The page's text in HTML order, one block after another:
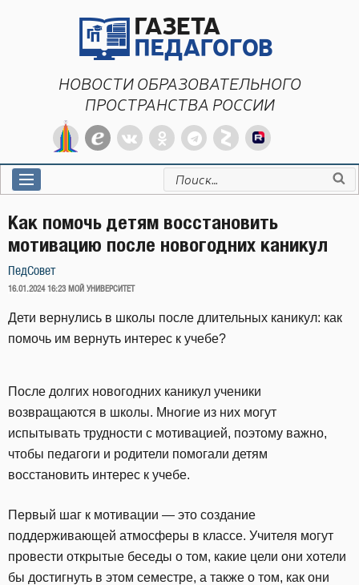
НОВОСТИ ОБРАЗОВАТЕЛЬНОГО
ПРОСТРАНСТВА РОССИИ
Искать:
Как помочь детям восстановить
мотивацию после новогодних каникул
ПедСовет
ОПУБЛИКОВАНО
16.01.2024 16:23 МОЙ УНИВЕРСИТЕТ
Дети вернулись в школы после длительных каникул: как
помочь им вернуть интерес к учебе?
После долгих новогодних каникул ученики
возвращаются в школы. Многие из них могут
испытывать трудности с мотивацией, поэтому важно,
чтобы педагоги и родители помогали детям
восстановить интерес к учебе.
Первый шаг к мотивации — это создание
поддерживающей атмосферы в классе. Учителя могут
провести открытые беседы о том, какие цели они хотели
бы достигнуть в этом семестре, а также о том, как они